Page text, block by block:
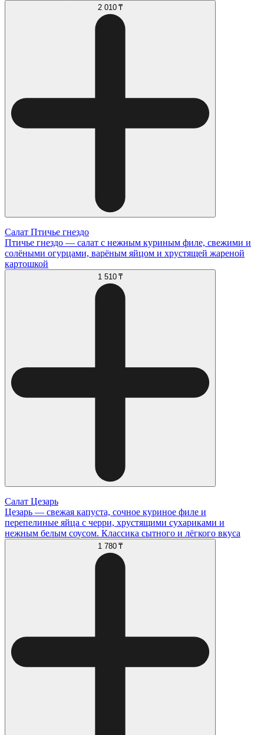
2 010 ₸
Салат Птичье гнездо
Птичье гнездо — салат с нежным куриным филе, свежими и
солёными огурцами, варёным яйцом и хрустящей жареной
картошкой
1 510 ₸
Салат Цезарь
Цезарь — свежая капуста, сочное куриное филе и
перепелиные яйца с черри, хрустящими сухариками и
нежным белым соусом. Классика сытного и лёгкого вкуса
1 780 ₸